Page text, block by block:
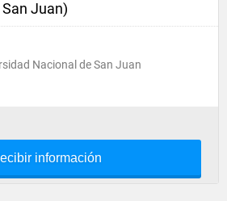
Juan)
Nacional de San Juan
información